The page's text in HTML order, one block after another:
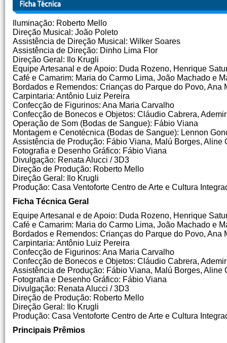
Iluminação: Roberto Mello
Direção Musical: João Poleto
Assistência de Direção Musical: Wilker Soares
Assistência de Direção: Dinho Lima Flor
Direção Geral: Ilo Krugli
Equipe Artesanal e de Apoio: Duda Rozeno, Henrique
Café e Camarim: Maria do Carmo Lima, João Machado e
Bordados e Remendos: Crianças do Parque do Povo,
Carpintaria: Antônio Luiz Pereira
Confecção de Figurinos: Ana Maria Carvalho
Confecção de Bonecos e Objetos: Cláudio Cabrera,
Operação de Som (Bodas de Sangue): Fábio Viana
Montagem e Cenotécnica (Bodas de Sangue): Lennon
Assistência de Produção: Fábio Viana, Malú Borges, Aline
Fotografia e Desenho Gráfico: Fábio Viana
Divulgação: Renata Alucci / 3D3
Direção de Produção: Roberto Mello
Direção Geral: Ilo Krugli
Produção: Casa Ventoforte Centro de Arte e Cultura
Ficha Técnica Geral
Equipe Artesanal e de Apoio: Duda Rozeno, Henrique
Café e Camarim: Maria do Carmo Lima, João Machado e
Bordados e Remendos: Crianças do Parque do Povo,
Carpintaria: Antônio Luiz Pereira
Confecção de Figurinos: Ana Maria Carvalho
Confecção de Bonecos e Objetos: Cláudio Cabrera,
Assistência de Produção: Fábio Viana, Malú Borges, Aline
Fotografia e Desenho Gráfico: Fábio Viana
Divulgação: Renata Alucci / 3D3
Direção de Produção: Roberto Mello
Direção Geral: Ilo Krugli
Produção: Casa Ventoforte Centro de Arte e Cultura
Principais Prêmios